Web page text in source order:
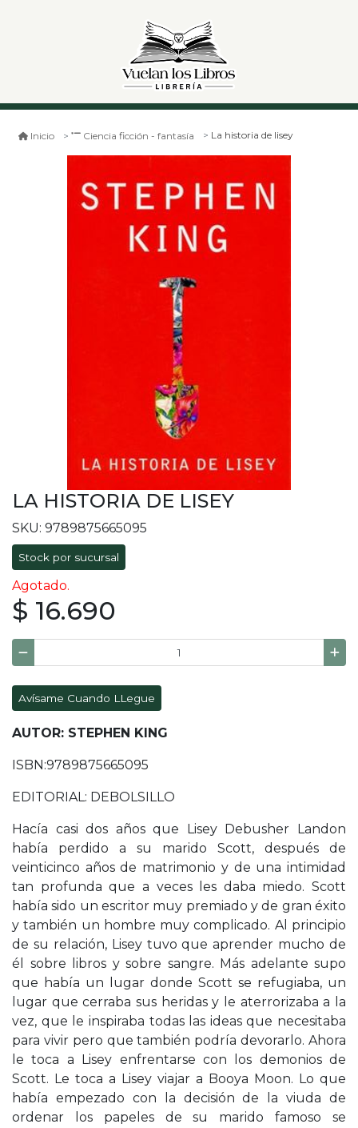
Inicio Ciencia ficción - fantasía La historia de lisey
LA HISTORIA DE LISEY
SKU: 9789875665095
Stock por sucursal
Agotado.
$ 16.690
Avísame Cuando LLegue
AUTOR: STEPHEN KING
ISBN:9789875665095
EDITORIAL: DEBOLSILLO
Hacía casi dos años que Lisey Debusher Landon
había perdido a su marido Scott, después de
veinticinco años de matrimonio y de una intimidad
tan profunda que a veces les daba miedo. Scott
había sido un escritor muy premiado y de gran éxito
y también un hombre muy complicado. Al principio
de su relación, Lisey tuvo que aprender mucho de
él sobre libros y sobre sangre. Más adelante supo
que había un lugar donde Scott se refugiaba, un
lugar que cerraba sus heridas y le aterrorizaba a la
vez, que le inspiraba todas las ideas que necesitaba
para vivir pero que también podría devorarlo. Ahora
le toca a Lisey enfrentarse con los demonios de
Scott. Le toca a Lisey viajar a Booya Moon. Lo que
había empezado con la decisión de la viuda de
ordenar los papeles de su marido famoso se